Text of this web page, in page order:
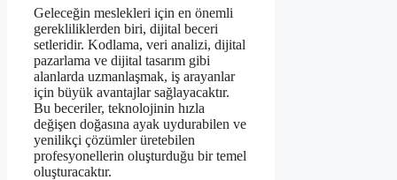
Geleceğin meslekleri için en önemli
gerekliliklerden biri, dijital beceri
setleridir. Kodlama, veri analizi, dijital
pazarlama ve dijital tasarım gibi
alanlarda uzmanlaşmak, iş arayanlar
için büyük avantajlar sağlayacaktır.
Bu beceriler, teknolojinin hızla
değişen doğasına ayak uydurabilen ve
yenilikçi çözümler üretebilen
profesyonellerin oluşturduğu bir temel
oluşturacaktır.